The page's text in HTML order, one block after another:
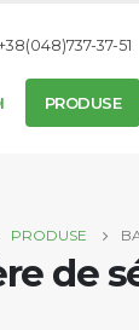
37-51
PRODUSE
PRODUSE
de